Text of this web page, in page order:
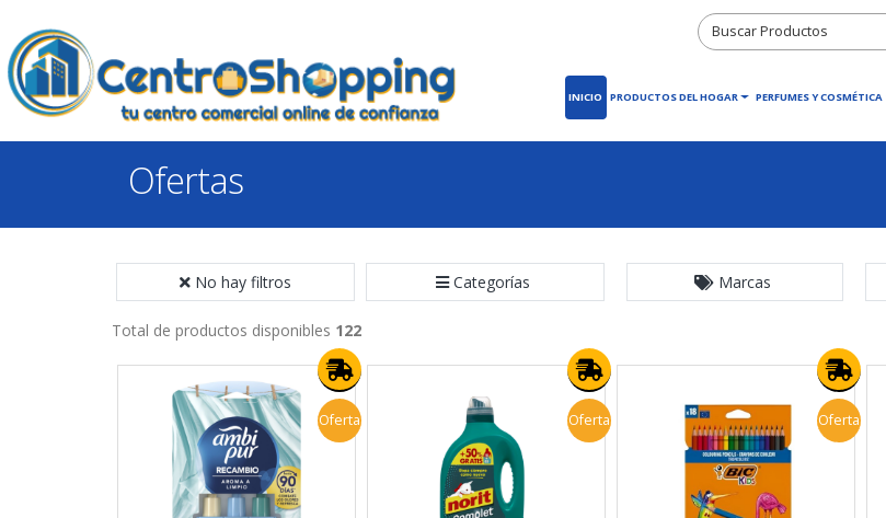
INICIO PRODUCTOS DEL HOGAR PERFUMES Y COSMÉTICA
Ofertas
No hay filtros Categorías Marcas
Total de productos disponibles 122
Oferta Oferta Oferta